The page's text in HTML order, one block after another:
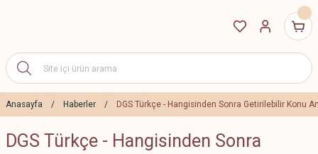
Anasayfa Haberler DGS Türkçe - Hangisinden Sonra Getirilebilir Konu
DGS Türkçe - Hangisinden Sonra